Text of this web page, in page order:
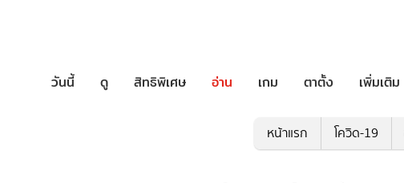
วันนี้ ดู สิทธิพิเศษ อ่าน เกม ตาตั้ง เพิ่มเติม
หน้าแรก โควิด-19